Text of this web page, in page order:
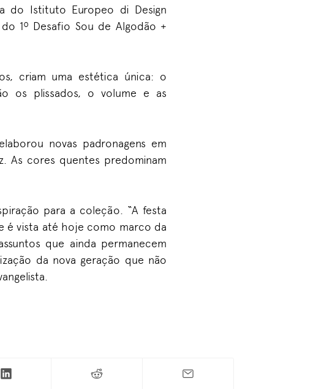
do Istituto Europeo di Design
1º Desafio Sou de Algodão +
criam uma estética única: o
os plissados, o volume e as
novas padronagens em
As cores quentes predominam
para a coleção. “A festa
é vista até hoje como marco da
que ainda permanecem
da nova geração que não